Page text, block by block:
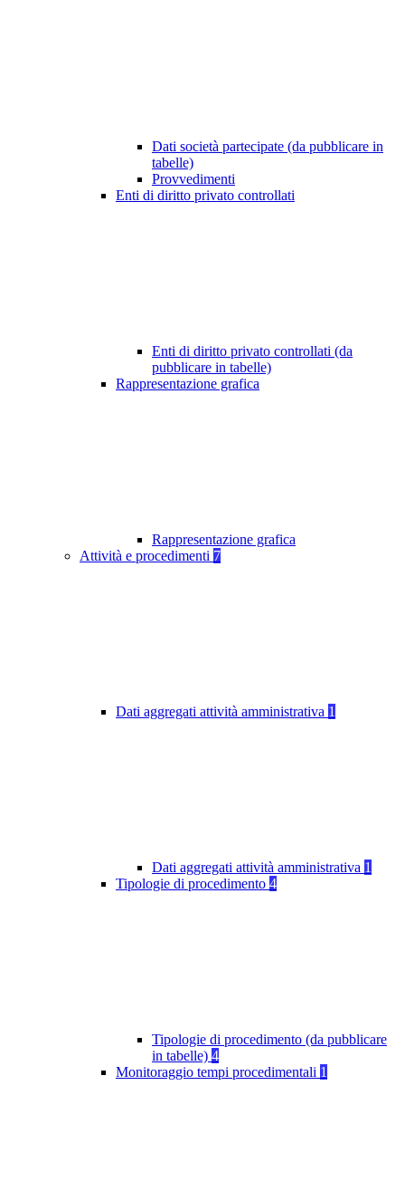
Dati società partecipate (da pubblicare in
tabelle)
Provvedimenti
Enti di diritto privato controllati
Enti di diritto privato controllati (da
pubblicare in tabelle)
Rappresentazione grafica
Rappresentazione grafica
Attività e procedimenti 7
Dati aggregati attività amministrativa 1
Dati aggregati attività amministrativa 1
Tipologie di procedimento 4
Tipologie di procedimento (da pubblicare
in tabelle) 4
Monitoraggio tempi procedimentali 1